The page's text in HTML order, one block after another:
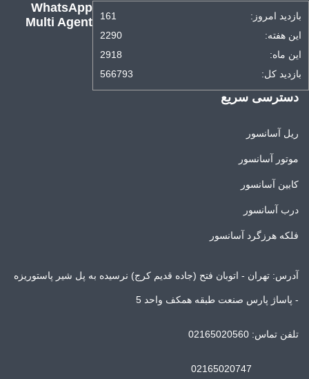
بازدید امروز:
161
این هفته:
2290
این ماه:
2918
بازدید کل:
566793
WhatsApp
Multi Agent
دسترسی سریع
ریل آسانسور
موتور آسانسور
کابین آسانسور
درب آسانسور
فلکه هرزگرد آسانسور
آدرس: تهران - اتوبان فتح (جاده قدیم کرج) نرسیده به پل شیر پاستوریزه
- پاساژ پارس صنعت طبقه همکف واحد 5
تلفن تماس: 02165020560